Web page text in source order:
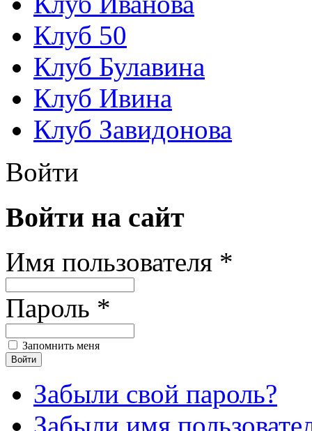
Клуб 50
Клуб Булавина
Клуб Ивина
Клуб Завидонова
Войти
Войти на сайт
Имя пользователя *
Пароль *
Запомнить меня
Забыли свой пароль?